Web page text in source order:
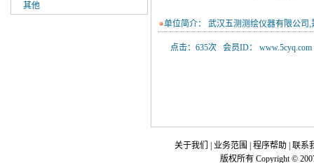
其他
单位简介： 武汉五测测绘仪器有限公
点击：635次 会员ID： www.5cyq.com
关于我们 业务范围 程序帮助 联系
版权所有 Copyright ©